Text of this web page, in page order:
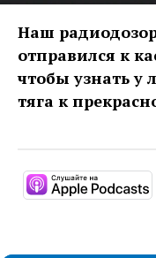
Наш
отправился к
чтобы узнать у
тяга к